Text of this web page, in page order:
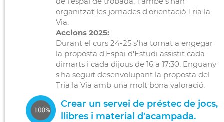
organitzat les jornades d'orientació Tria la
Via.
Accions 2025:
Durant el curs 24-25 s'ha tornat a engegar
la proposta d'Espai d'Estudi assistit cada
dimarts i cada dijous de 16 a 17:30. Enguany
s'ha seguit desenvolupant la proposta del
Tria la Via amb una molt bona valoració.
Crear un servei de préstec de jocs,
llibres i material d'acampada.